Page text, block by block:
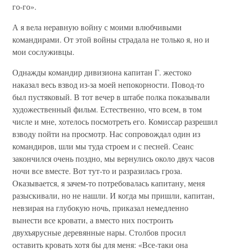
го-го».
А я вела неравную войну с моими влюбчивыми
командирами. От этой войны страдала не только я, но и
мои сослуживцы.
Однажды командир дивизиона капитан Г. жестоко
наказал весь взвод из-за моей непокорности. Повод-то
был пустяковый. В тот вечер в штабе полка показывали
художественный фильм. Естественно, что всем, в том
числе и мне, хотелось посмотреть его. Комиссар разрешил
взводу пойти на просмотр. Нас сопровождал один из
командиров, шли мы туда строем и с песней. Сеанс
закончился очень поздно, мы вернулись около двух часов
ночи все вместе. Вот тут-то и разразилась гроза.
Оказывается, я зачем-то потребовалась капитану, меня
разыскивали, но не нашли. И когда мы пришли, капитан,
невзирая на глубокую ночь, приказал немедленно
вынести все кровати, а вместо них построить
двухъярусные деревянные нары. Столбов просил
оставить кровать хотя бы для меня: «Все-таки она